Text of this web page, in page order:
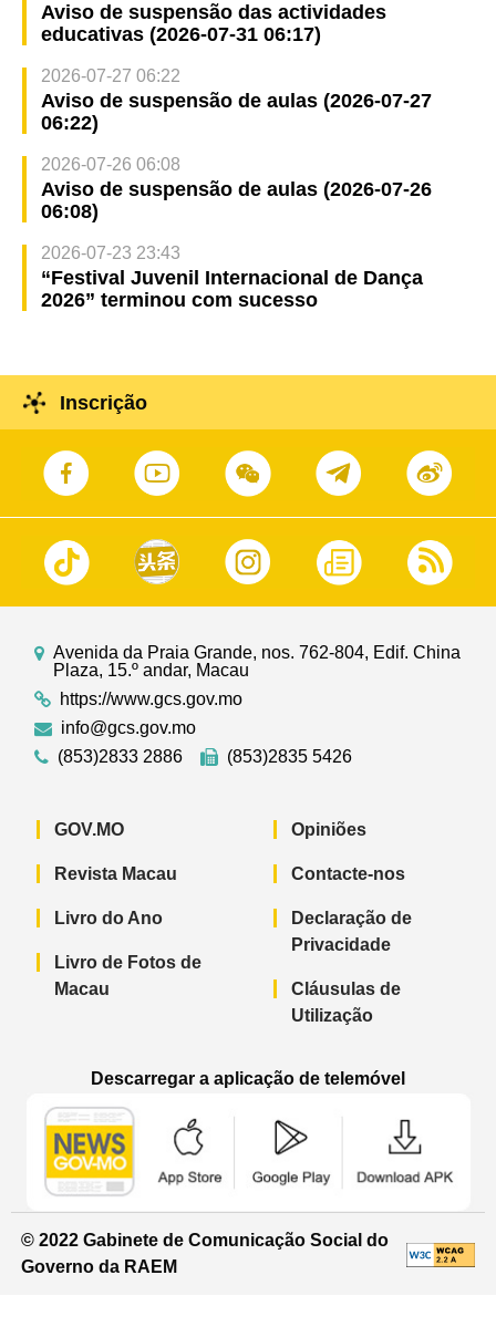
Aviso de suspensão das actividades
educativas (2026-07-31 06:17)
2026-07-27 06:22
Aviso de suspensão de aulas (2026-07-27
06:22)
2026-07-26 06:08
Aviso de suspensão de aulas (2026-07-26
06:08)
2026-07-23 23:43
“Festival Juvenil Internacional de Dança
2026” terminou com sucesso
Inscrição
Avenida da Praia Grande, nos. 762-804, Edif. China
Plaza, 15.º andar, Macau
https://www.gcs.gov.mo
info@gcs.gov.mo
(853)2833 2886
(853)2835 5426
GOV.MO
Revista Macau
Livro do Ano
Livro de Fotos de
Macau
Opiniões
Contacte-nos
Declaração de
Privacidade
Cláusulas de
Utilização
Descarregar a aplicação de telemóvel
© 2022 Gabinete de Comunicação Social do
Governo da RAEM